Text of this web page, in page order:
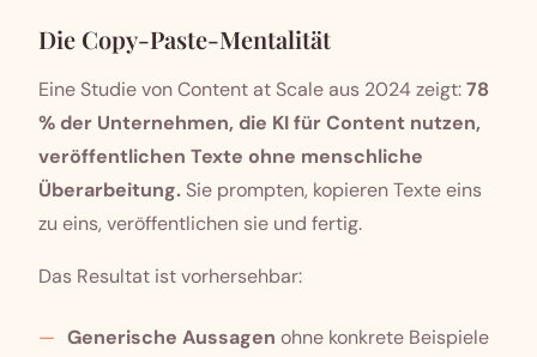
Die Copy-Paste-Mentalität
Eine Studie von Content at Scale aus 2024 zeigt:78
% der Unternehmen, die KI für Content nutzen,
veröffentlichen Texte ohne menschliche
Überarbeitung. Sie prompten, kopieren Texte eins
zu eins, veröffentlichen sie und fertig.
Das Resultat ist vorhersehbar:
Generische Aussagen ohne konkrete Beispiele